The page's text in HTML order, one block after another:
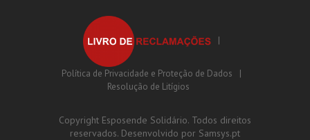
Política de Privacidade e Proteção de Dados
Resolução de Litígios
Copyright Esposende Solidário. Todos direitos
reservados. Desenvolvido por Samsys.pt